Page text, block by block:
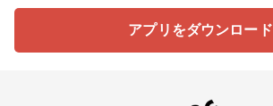
アプリをダウンロード